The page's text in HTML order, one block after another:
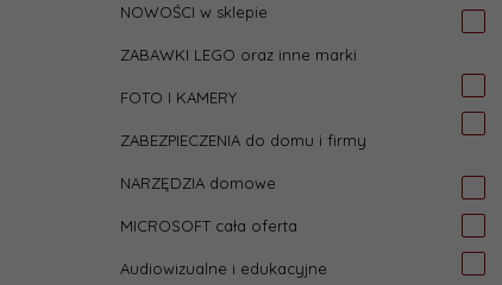
NOWOŚCI w sklepie
ZABAWKI LEGO oraz inne marki
FOTO I KAMERY
ZABEZPIECZENIA do domu i firmy
NARZĘDZIA domowe
MICROSOFT cała oferta
Audiowizualne i edukacyjne